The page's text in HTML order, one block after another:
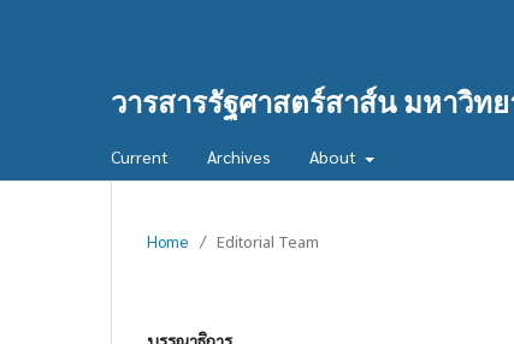
วารสารรัฐศาสตร์สาส์น มหาวิ
Current Archives About
Home / Editorial Team